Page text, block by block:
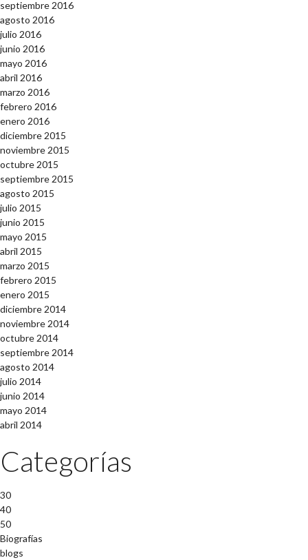
septiembre 2016
agosto 2016
julio 2016
junio 2016
mayo 2016
abril 2016
marzo 2016
febrero 2016
enero 2016
diciembre 2015
noviembre 2015
octubre 2015
septiembre 2015
agosto 2015
julio 2015
junio 2015
mayo 2015
abril 2015
marzo 2015
febrero 2015
enero 2015
diciembre 2014
noviembre 2014
octubre 2014
septiembre 2014
agosto 2014
julio 2014
junio 2014
mayo 2014
abril 2014
Categorías
30
40
50
Biografías
blogs